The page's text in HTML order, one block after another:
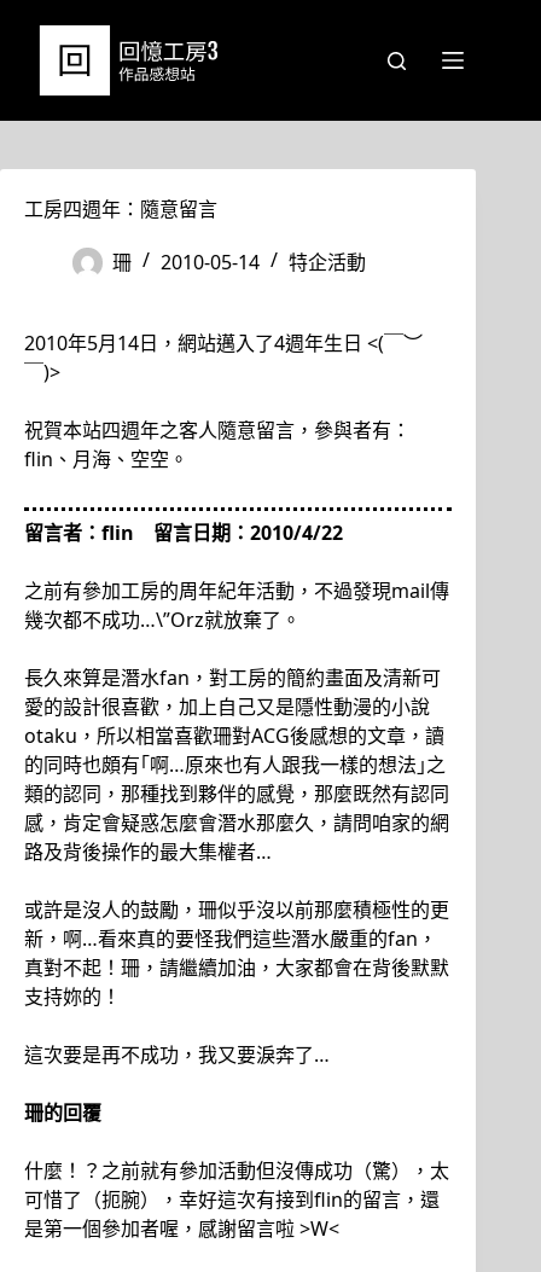
工房四週年：隨意留言
珊
2010-05-14 特企活動
2010年5月14日，網站邁入了4週年生日 <(￣︶
￣)>
祝賀本站四週年之客人隨意留言，參與者有：
flin、月海、空空。
留言者：flin 留言日期：2010/4/22
之前有參加工房的周年紀年活動，不過發現mail傳
幾次都不成功…\”Orz就放棄了。
長久來算是潛水fan，對工房的簡約畫面及清新可
愛的設計很喜歡，加上自己又是隱性動漫的小說
otaku，所以相當喜歡珊對ACG後感想的文章，讀
的同時也頗有｢啊…原來也有人跟我一樣的想法｣之
類的認同，那種找到夥伴的感覺，那麼既然有認同
感，肯定會疑惑怎麼會潛水那麼久，請問咱家的網
路及背後操作的最大集權者…
或許是沒人的鼓勵，珊似乎沒以前那麼積極性的更
新，啊…看來真的要怪我們這些潛水嚴重的fan，
真對不起！珊，請繼續加油，大家都會在背後默默
支持妳的！
這次要是再不成功，我又要淚奔了…
珊的回覆
什麼！？之前就有參加活動但沒傳成功（驚），太
可惜了（扼腕），幸好這次有接到flin的留言，還
是第一個參加者喔，感謝留言啦 >W<